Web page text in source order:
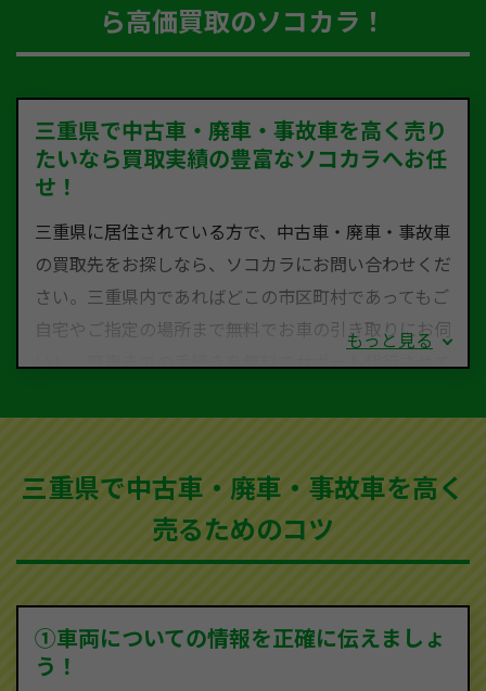
ら高価買取のソコカラ！
三重県で中古車・廃車・事故車を高く売り
たいなら買取実績の豊富なソコカラへお任
せ！
三重県に居住されている方で、中古車・廃車・事故車
の買取先をお探しなら、ソコカラにお問い合わせくだ
さい。三重県内であればどこの市区町村であってもご
自宅やご指定の場所まで無料でお車の引き取りにお伺
いし、廃車までの手続きを無料でサポート代行させて
買取可能です。
ソコカラは世界１１０か国に独自の販売ネットワーク
を持ち、国内に自社物流網、自社ヤードをもっている
を実現し、お客様に利益を還元することができるので
す。
もっと見る
三重県で中古車・廃車・事故車を高く
売るためのコツ
①車両についての情報を正確に伝えましょ
う！